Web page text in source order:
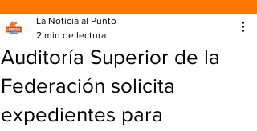
Auditoría Superior de la
Federación solicita
expedientes para
La Noticia al Punto
2 min de lectura